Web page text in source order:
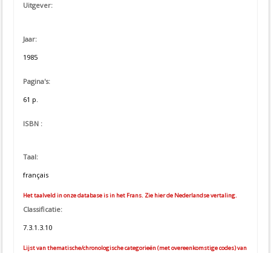
Uitgever:
Jaar:
1985
Pagina's:
61 p.
ISBN :
Taal:
français
Het taalveld in onze database is in het Frans. Zie hier de Nederlandse vertaling.
Classificatie:
7.3.1.3.10
Lijst van thematische/chronologische categorieën (met overeenkomstige codes) van